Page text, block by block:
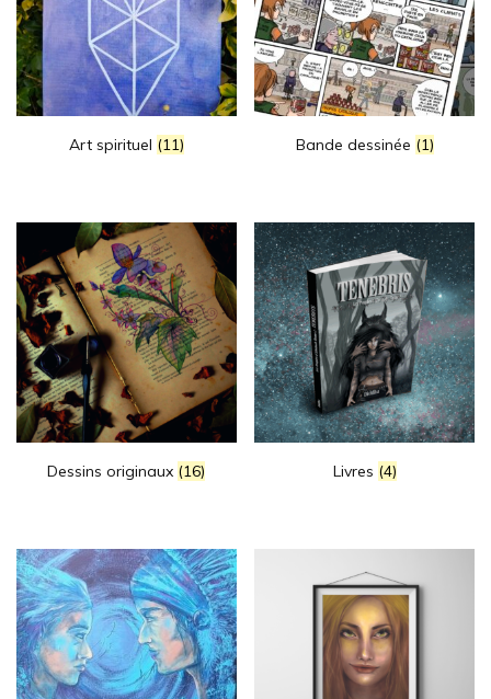
Art spirituel (11) Bande dessinée (1)
Dessins originaux (16) Livres (4)